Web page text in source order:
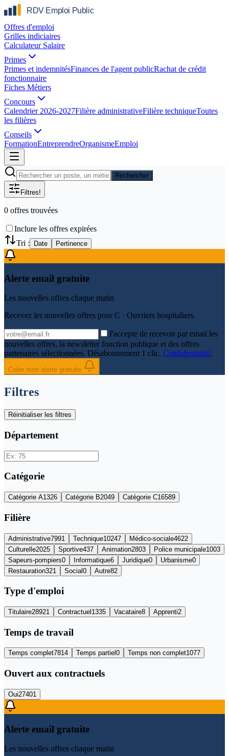
Offres d'emploi
Grilles indiciaires
Calculateur Salaire
Primes
Primes et indemnitésFinances de l'agent publicRachat de crédit
fonctionnaire
Fiches Métiers
Concours
Calendrier 2026-2027Filière administrativeFilière techniqueToutes
les filières
Conseils
FormationEntreprendreOrganismeEmploi
Rechercher
Filtres!
0 offres trouvées
Inclure les offres expirées
Tri :
Date Pertinence
Alerte email gratuite
Les nouvelles offres chaque matin
Recevez les nouvelles offres pour C · Ouvriers hospitaliers.
J'accepte de recevoir par email les
nouvelles offres, la newsletter fonction publique et des offres
partenaires sélectionnées. Désabonnement 1 clic. Confidentialité.
Créer mon alerte gratuite
Filtres
Réinitialiser les filtres
Département
Catégorie
Catégorie A1326 Catégorie B2049 Catégorie C16589
Filière
Administrative7991 Technique10247 Médico-sociale4622
Culturelle2025 Sportive437 Animation2803 Police municipale1003
Sapeurs-pompiers0 Informatique6 Juridique0 Urbanisme0
Restauration321 Social0 Autre82
Type d'emploi
Titulaire28921 Contractuel 1335 Vacataire8 Apprenti2
Temps de travail
Temps complet7814 Temps partiel 0 Temps non complet1077
Ouvert aux contractuels
Oui27401
Alerte email gratuite
Les nouvelles offres chaque matin